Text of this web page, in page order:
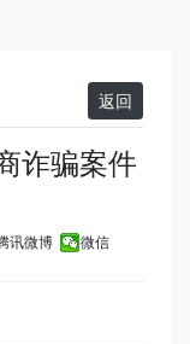
返回
诈骗案件
讯微博 微信